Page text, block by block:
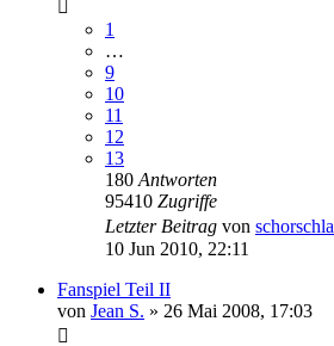
1
…
9
10
11
12
13
180 Antworten
95410 Zugriffe
Letzter Beitrag von schorschla
10 Jun 2010, 22:11
Fanspiel Teil II
von Jean S. » 26 Mai 2008, 17:03